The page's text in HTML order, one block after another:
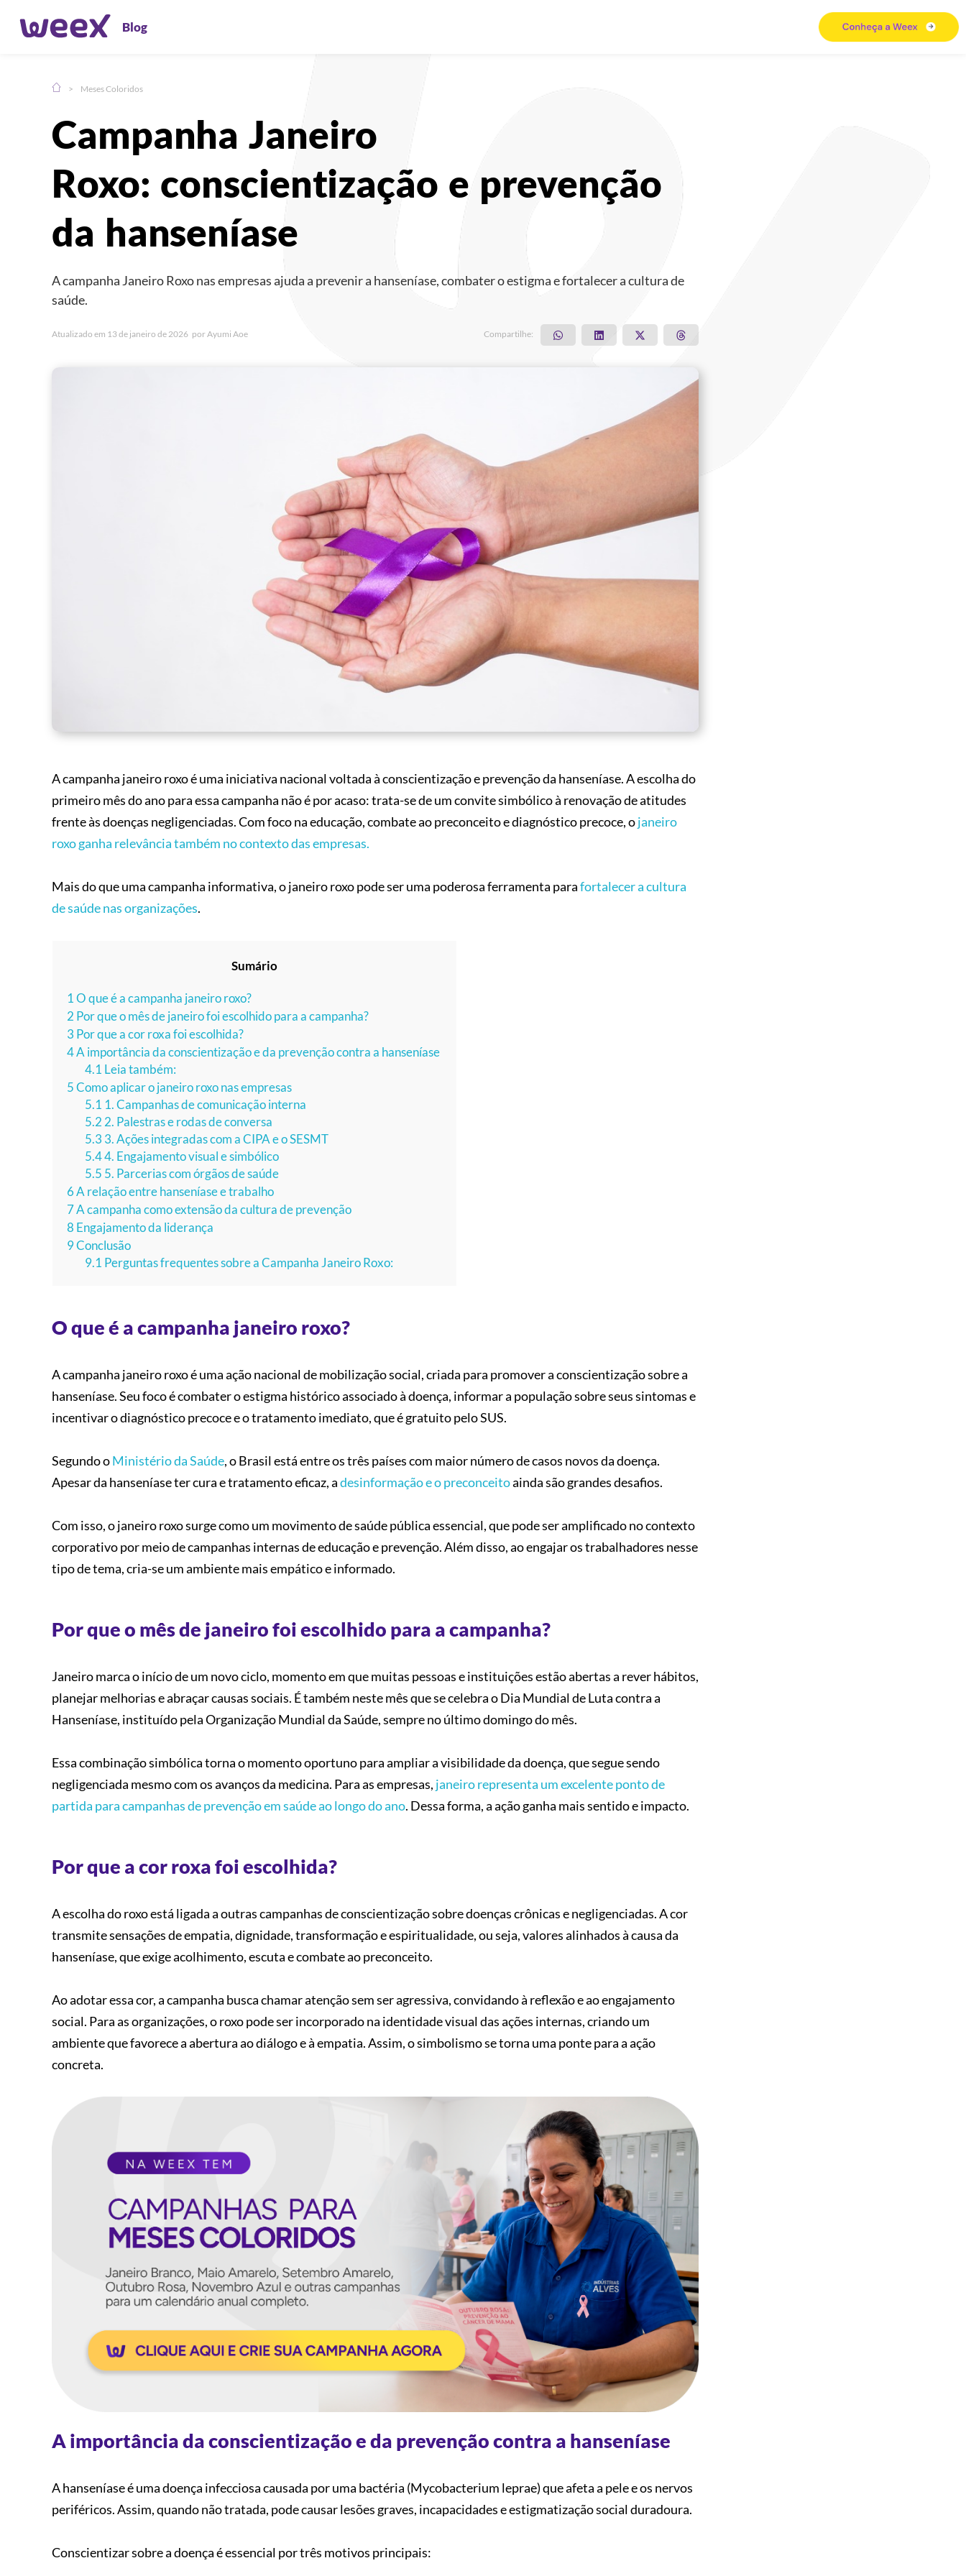
Blog
Compartilhe:
> Meses Coloridos
Campanha Janeiro
Roxo: conscientização e prevenção
da hanseníase
A campanha Janeiro Roxo nas empresas ajuda a prevenir a hanseníase, combater o estigma e fortalecer a cultura de
saúde.
Atualizado em 13 de janeiro de 2026 porAyumi Aoe Compartilhe:
A campanha janeiro roxo é uma iniciativa nacional voltada à conscientização e prevenção da hanseníase. A escolha do
primeiro mês do ano para essa campanha não é por acaso: trata-se de um convite simbólico à renovação de atitudes
frente às doenças negligenciadas. Com foco na educação, combate ao preconceito e diagnóstico precoce, ojaneiro
roxo ganha relevância também no contexto das empresas.
Mais do que uma campanha informativa, o janeiro roxo pode ser uma poderosa ferramenta parafortalecer a cultura
de saúde nas organizações.
Sumário
1O que é a campanha janeiro roxo?
2 Por que o mês de janeiro foi escolhido para a campanha?
3 Por que a cor roxa foi escolhida?
4A importância da conscientização e da prevenção contra a hanseníase
4.1 Leia também:
5Como aplicar o janeiro roxo nas empresas
5.1 1. Campanhas de comunicação interna
5.2 2. Palestras e rodas de conversa
5.3 3. Ações integradas com a CIPA e o SESMT
5.44. Engajamento visual e simbólico
5.5 5. Parcerias com órgãos de saúde
6A relação entre hanseníase e trabalho
7A campanha como extensão da cultura de prevenção
8 Engajamento da liderança
9Conclusão
9.1 Perguntas frequentes sobre a Campanha Janeiro Roxo:
O que é a campanha janeiro roxo?
A campanha janeiro roxo é uma ação nacional de mobilização social, criada para promover a conscientização sobre a
hanseníase. Seu foco é combater o estigma histórico associado à doença, informar a população sobre seus sintomas e
incentivar o diagnóstico precoce e o tratamento imediato, que é gratuito pelo SUS.
Segundo oMinistério da Saúde, o Brasil está entre os três países com maior número de casos novos da doença.
Apesar da hanseníase ter cura e tratamento eficaz, adesinformação e o preconceitoainda são grandes desafios.
Com isso, o janeiro roxo surge como um movimento de saúde pública essencial, que pode ser amplificado no contexto
corporativo por meio de campanhas internas de educação e prevenção. Além disso, ao engajar os trabalhadores nesse
tipo de tema, cria-se um ambiente mais empático e informado.
Por que o mês de janeiro foi escolhido para a campanha?
Janeiro marca o início de um novo ciclo, momento em que muitas pessoas e instituições estão abertas a rever hábitos,
planejar melhorias e abraçar causas sociais. É também neste mês que se celebra o Dia Mundial de Luta contra a
Hanseníase, instituído pela Organização Mundial da Saúde, sempre no último domingo do mês.
Essa combinação simbólica torna o momento oportuno para ampliar a visibilidade da doença, que segue sendo
negligenciada mesmo com os avanços da medicina. Para as empresas, janeiro representa um excelente ponto de
partida para campanhas de prevenção em saúde ao longo do ano. Dessa forma, a ação ganha mais sentido e impacto.
Por que a cor roxa foi escolhida?
A escolha do roxo está ligada a outras campanhas de conscientização sobre doenças crônicas e negligenciadas. A cor
transmite sensações de empatia, dignidade, transformação e espiritualidade, ou seja, valores alinhados à causa da
hanseníase, que exige acolhimento, escuta e combate ao preconceito.
Ao adotar essa cor, a campanha busca chamar atenção sem ser agressiva, convidando à reflexão e ao engajamento
social. Para as organizações, o roxo pode ser incorporado na identidade visual das ações internas, criando um
ambiente que favorece a abertura ao diálogo e à empatia. Assim, o simbolismo se torna uma ponte para a ação
concreta.
A importância da conscientização e da prevenção contra a hanseníase
A hanseníase é uma doença infecciosa causada por uma bactéria (Mycobacterium leprae) que afeta a pele e os nervos
periféricos. Assim, quando não tratada, pode causar lesões graves, incapacidades e estigmatização social duradoura.
Conscientizar sobre a doença é essencial por três motivos principais: